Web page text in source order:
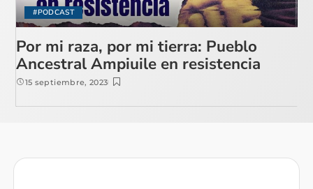
#PODCAST
Por mi raza, por mi tierra: Pueblo
Ancestral Ampiuile en resistencia
15 septiembre, 2023